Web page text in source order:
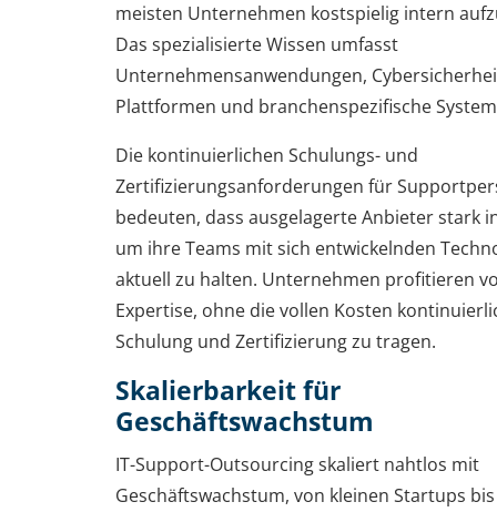
meisten Unternehmen kostspielig intern
Das spezialisierte Wissen umfasst
Unternehmensanwendungen,
Plattformen und branchenspezifische
Die kontinuierlichen Schulungs- und
Zertifizierungsanforderungen für
bedeuten, dass ausgelagerte Anbieter stark
um ihre Teams mit sich entwickelnden
aktuell zu halten. Unternehmen profitieren
Expertise, ohne die vollen Kosten
Schulung und Zertifizierung zu tragen.
Skalierbarkeit für
Geschäftswachstum
IT-Support-Outsourcing skaliert nahtlos mit
Geschäftswachstum, von kleinen Startups